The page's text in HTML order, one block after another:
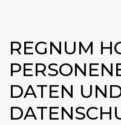
REGNUM
DATEN